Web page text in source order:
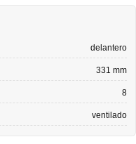
delantero
331 mm
8
ventilado